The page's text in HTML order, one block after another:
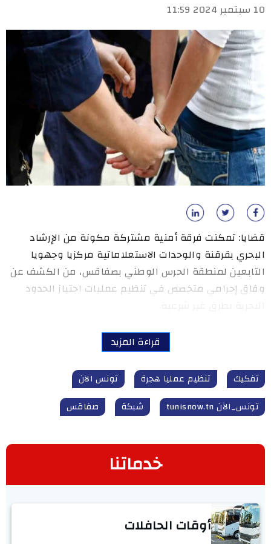
10 سبتمبر 2024 11:59
قضايا: تمكنت فرقة أمنية مشتركة مكونة من الإرشاد
البحري بقرقنة والوحدات الاستعلاماتية مركزيا وجهويا
التابعين لمنطقة الحرس الوطني بصفاقس، من الكشف عن
وفاق إجرامي متخصص في تنظيم عمليات اجتياز الحدود
قراءة المزيد
تفكيك تنظيم عمليا هجرة
تونس الآن
تونس_الآن tunisnow.tn
شبكة صفاقس
خدماتنا
أوقات الحافلات